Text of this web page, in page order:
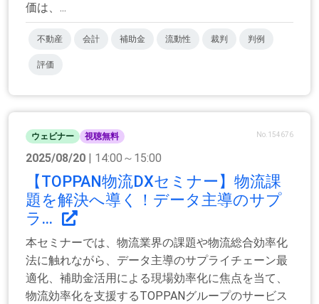
価は、...
不動産 会計 補助金 流動性 裁判 判例
評価
ウェビナー 視聴無料 No.154676
2025/08/20 | 14:00～15:00
【TOPPAN物流DXセミナー】物流課
題を解決へ導く！データ主導のサプ
ラ...
本セミナーでは、物流業界の課題や物流総合効率化
法に触れながら、データ主導のサプライチェーン最
適化、補助金活用による現場効率化に焦点を当て、
物流効率化を支援するTOPPANグループのサービス